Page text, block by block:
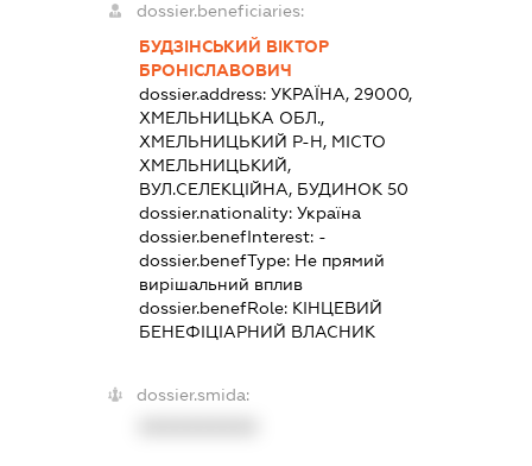
dossier.beneficiaries:
БУДЗІНСЬКИЙ ВІКТОР
БРОНІСЛАВОВИЧ
dossier.address:УКРАЇНА, 29000,
ХМЕЛЬНИЦЬКА ОБЛ.,
ХМЕЛЬНИЦЬКИЙ Р-Н, МІСТО
ХМЕЛЬНИЦЬКИЙ,
ВУЛ.СЕЛЕКЦІЙНА, БУДИНОК 50
dossier.nationality:Україна
dossier.benefInterest: -
dossier.benefType: Не прямий
вирішальний вплив
dossier.benefRole: КІНЦЕВИЙ
БЕНЕФІЦІАРНИЙ ВЛАСНИК
dossier.smida: